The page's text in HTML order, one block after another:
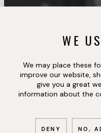
REG.
DEVELOPER
WE
We may place these
improve our website,
give you a great
information about the
DENY NO,